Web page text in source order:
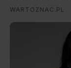
WARTOZNAC.PL